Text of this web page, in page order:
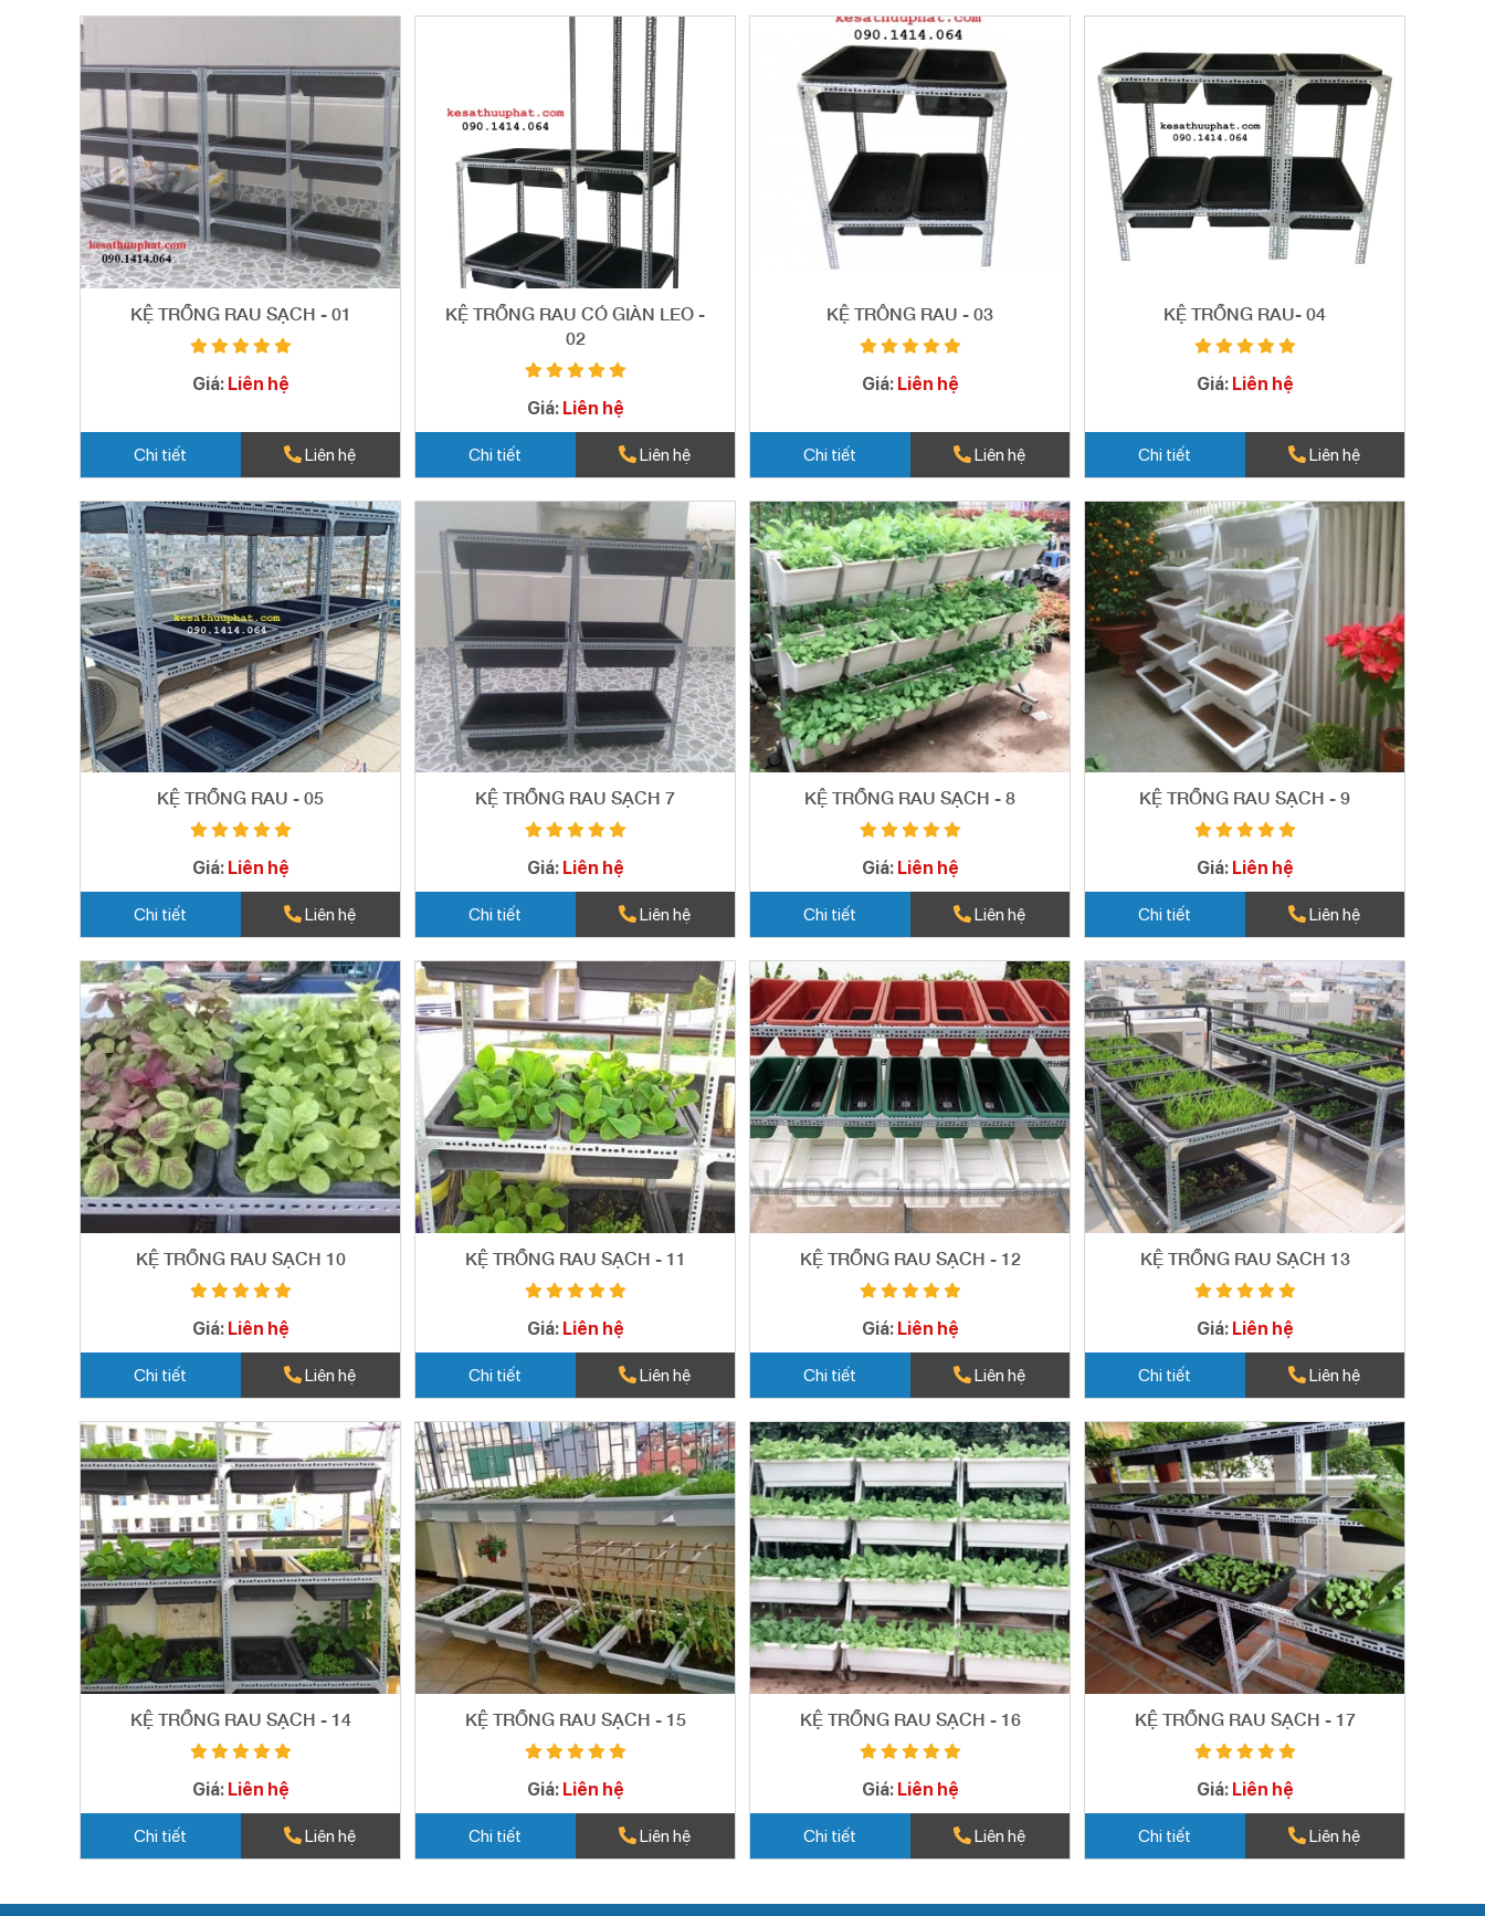
KỆ TRỒNG RAU SẠCH - 01
Giá: Liên hệ
Chi tiết Liên hệ
KỆ TRỒNG RAU CÓ GIÀN LEO -
02
Giá: Liên hệ
Chi tiết Liên hệ
KỆ TRÔNG RAU - 03
Giá: Liên hệ
Chi tiết Liên hệ
KỆ TRỒNG RAU- 04
Giá: Liên hệ
Chi tiết Liên hệ
KỆ TRỒNG RAU - 05
Giá: Liên hệ
Chi tiết Liên hệ
KỆ TRỒNG RAU SẠCH 7
Giá: Liên hệ
Chi tiết Liên hệ
KỆ TRỒNG RAU SẠCH - 8
Giá: Liên hệ
Chi tiết Liên hệ
KỆ TRỒNG RAU SẠCH - 9
Giá: Liên hệ
Chi tiết Liên hệ
KỆ TRỒNG RAU SẠCH 10
Giá: Liên hệ
Chi tiết Liên hệ
KỆ TRỒNG RAU SẠCH - 11
Giá: Liên hệ
Chi tiết Liên hệ
KỆ TRỒNG RAU SẠCH - 12
Giá: Liên hệ
Chi tiết Liên hệ
KỆ TRỒNG RAU SẠCH 13
Giá: Liên hệ
Chi tiết Liên hệ
KỆ TRỒNG RAU SẠCH - 14
Giá: Liên hệ
Chi tiết Liên hệ
KỆ TRỒNG RAU SẠCH - 15
Giá: Liên hệ
Chi tiết Liên hệ
KỆ TRỒNG RAU SẠCH - 16
Giá: Liên hệ
Chi tiết Liên hệ
KỆ TRỒNG RAU SẠCH - 17
Giá: Liên hệ
Chi tiết Liên hệ